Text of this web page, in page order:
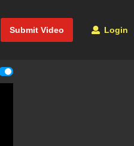
Submit Video Login